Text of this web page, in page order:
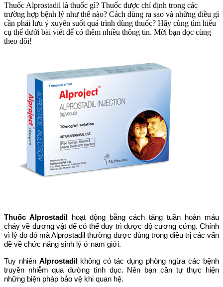
Thuốc Alprostadil là thuốc gì? Thuốc được chỉ định trong các
trường hợp bệnh lý như thế nào? Cách dùng ra sao và những điều gì
cần phải lưu ý xuyên suốt quá trình dùng thuốc? Hãy cùng tìm hiểu
cụ thể dưới bài viết để có thêm nhiều thông tin. Mời bạn đọc cùng
theo dõi!
Thuốc Alprostadilhoạt động bằng cách tăng tuần hoàn máu
chảy về dương vật để có thể duy trì được độ cương cứng. Chính
vì lý do đó mà Alprostadil thường được dùng trong điều trị các vấn
đề về chức năng sinh lý ở nam giới.
Tuy nhiên Alprostadilkhông có tác dụng phòng ngừa các bệnh
truyền nhiễm qua đường tình dục. Nên bạn cần tự thực hiện
những biện pháp bảo vệ khi quan hệ.